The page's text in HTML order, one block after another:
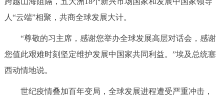
人“云端”相聚，共商全球发展大计。
“尊敬的习主席，感谢您举办全球发展高层对话会，感谢
您值此艰难时刻坚定维护发展中国家共同利益。”埃及总统塞
西动情地说。
世纪疫情叠加百年变局，全球发展进程遭受严重冲击，